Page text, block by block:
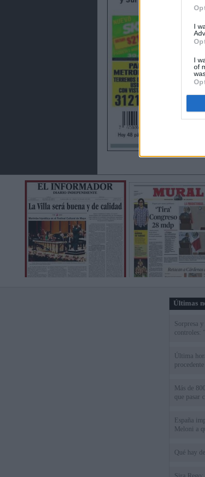
I
I
of
Últimas
Sorpresa
controles:
Última
Más de
que pasar
España
Meloni a
Qué hay